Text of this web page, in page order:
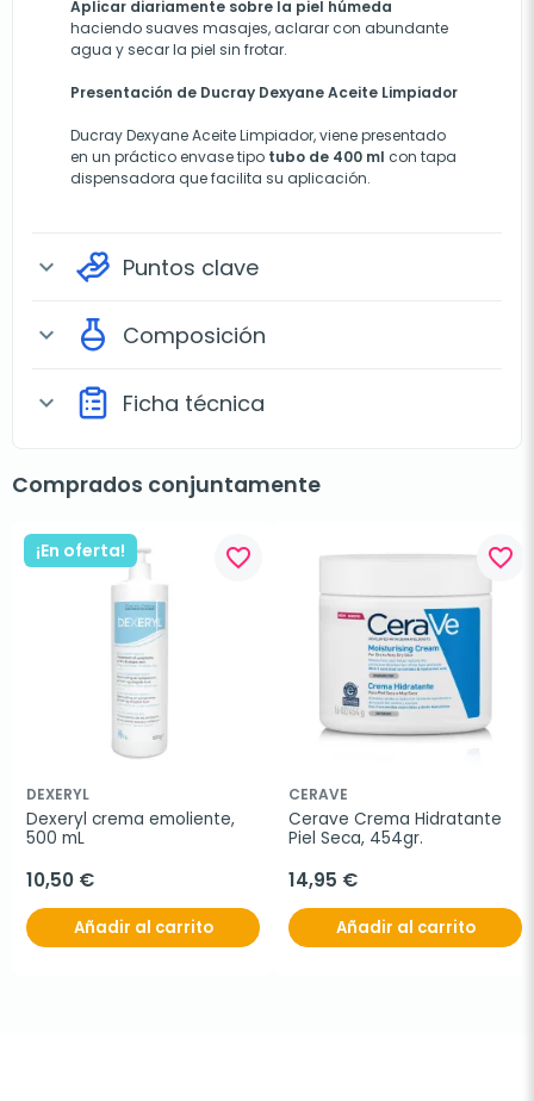
Aplicar diariamente sobre la piel húmeda
haciendo suaves masajes, aclarar con abundante
agua y secar la piel sin frotar.
Presentación de Ducray Dexyane Aceite Limpiador
Ducray Dexyane Aceite Limpiador, viene presentado
en un práctico envase tipo tubo de 400 ml con tapa
dispensadora que facilita su aplicación.
expand_more Puntos clave
expand_more Composición
expand_more Ficha técnica
Comprados conjuntamente
¡En oferta! favorite_border
DEXERYL
Dexeryl crema emoliente,
500 mL
10,50 €
Añadir al carrito
favorite_border
CERAVE
Cerave Crema Hidratante
Piel Seca, 454gr.
14,95 €
Añadir al carrito